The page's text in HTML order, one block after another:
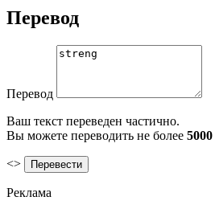
Перевод
Перевод
Ваш текст переведен частично.
Вы можете переводить не более 5000
<>
Реклама